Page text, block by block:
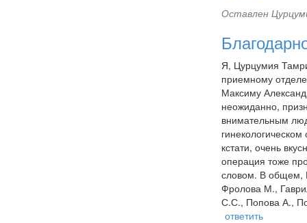
Оставлен
Я, Цурцумия
приемному
Максиму
неожиданно,
внимательным
кстати, очень
операция тоже
словом. В общем,
Фролова М.,
С.С., Попова А.,
ответить